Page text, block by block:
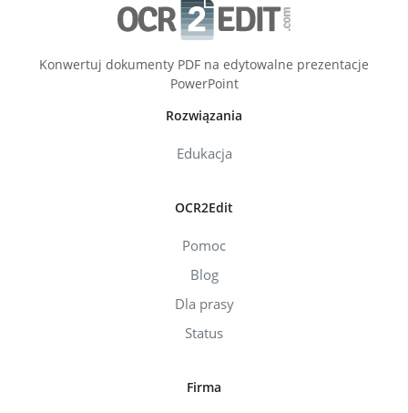
Konwertuj dokumenty PDF na edytowalne prezentacje
PowerPoint
Rozwiązania
Edukacja
OCR2Edit
Pomoc
Blog
Dla prasy
Status
Firma